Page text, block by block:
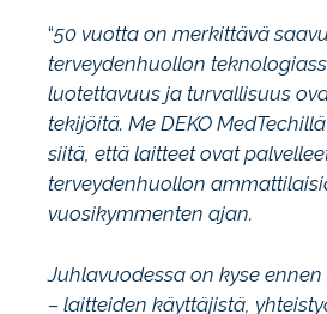
“50 vuotta on merkittävä
terveydenhuollon
luotettavuus ja turvallisuus
tekijöitä. Me DEKO
siitä, että laitteet ovat
terveydenhuollon
vuosikymmenten ajan.
Juhlavuodessa on kyse
– laitteiden käyttäjistä,